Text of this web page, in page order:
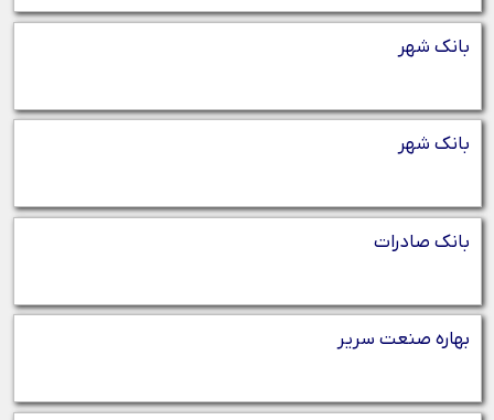
بانک شهر
بانک شهر
بانک صادرات
بهاره صنعت سریر